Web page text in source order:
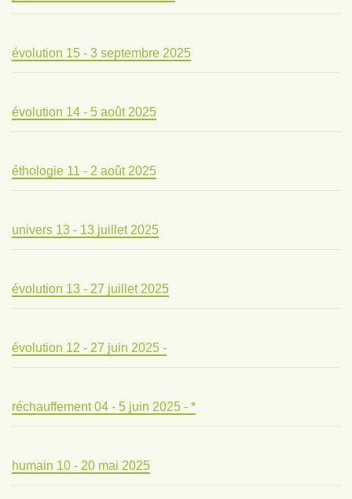
évolution 15 - 3 septembre 2025
évolution 14 - 5 août 2025
éthologie 11 - 2 août 2025
univers 13 - 13 juillet 2025
évolution 13 - 27 juillet 2025
évolution 12 - 27 juin 2025 -
réchauffement 04 - 5 juin 2025 - *
humain 10 - 20 mai 2025